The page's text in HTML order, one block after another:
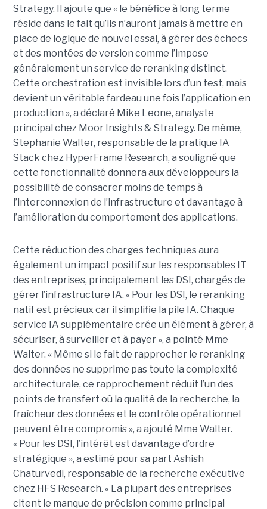
Strategy. Il ajoute que « le bénéfice à long terme
réside dans le fait qu’ils n’auront jamais à mettre en
place de logique de nouvel essai, à gérer des échecs
et des montées de version comme l’impose
généralement un service de reranking distinct.
Cette orchestration est invisible lors d’un test, mais
devient un véritable fardeau une fois l’application en
production », a déclaré Mike Leone, analyste
principal chez Moor Insights & Strategy. De même,
Stephanie Walter, responsable de la pratique IA
Stack chez HyperFrame Research, a souligné que
cette fonctionnalité donnera aux développeurs la
possibilité de consacrer moins de temps à
l’interconnexion de l’infrastructure et davantage à
l’amélioration du comportement des applications.
Cette réduction des charges techniques aura
également un impact positif sur les responsables IT
des entreprises, principalement les DSI, chargés de
gérer l’infrastructure IA. « Pour les DSI, le reranking
natif est précieux car il simplifie la pile IA. Chaque
service IA supplémentaire crée un élément à gérer, à
sécuriser, à surveiller et à payer », a pointé Mme
Walter. « Même si le fait de rapprocher le reranking
des données ne supprime pas toute la complexité
architecturale, ce rapprochement réduit l’un des
points de transfert où la qualité de la recherche, la
fraîcheur des données et le contrôle opérationnel
peuvent être compromis », a ajouté Mme Walter.
« Pour les DSI, l’intérêt est davantage d’ordre
stratégique », a estimé pour sa part Ashish
Chaturvedi, responsable de la recherche exécutive
chez HFS Research. « La plupart des entreprises
citent le manque de précision comme principal